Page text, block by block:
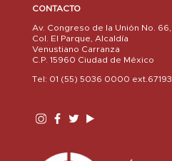
CONTACTO
Av. Congreso de la Unión No. 66,
Col. El Parque, Alcaldía
Venustiano Carranza
C.P. 15960 Ciudad de México
Tel: 01 (55) 5036 0000 ext.67193